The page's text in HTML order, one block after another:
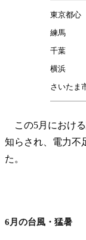
東京都心
練馬
千葉
横浜
さいたま
この5月における
知らされ、電力不
た。
6月の台風・猛暑